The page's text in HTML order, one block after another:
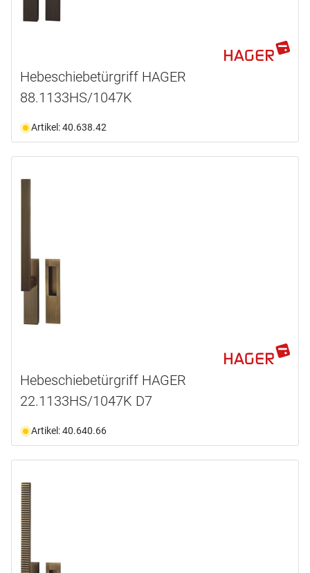
Hebeschiebetürgriff HAGER
88.1133HS/1047K
Artikel: 40.638.42
Hebeschiebetürgriff HAGER
22.1133HS/1047K D7
Artikel: 40.640.66